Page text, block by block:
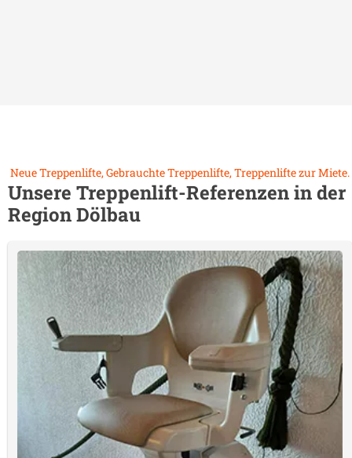
Neue Treppenlifte, Gebrauchte Treppenlifte, Treppenlifte zur Miete.
Unsere Treppenlift-Referenzen in der
RegionDölbau